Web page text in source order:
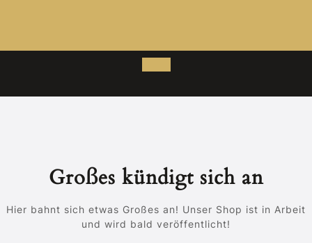
Open
Button
Großes kündigt sich an
Hier bahnt sich etwas Großes an! Unser Shop ist in Arbeit
und wird bald veröffentlicht!